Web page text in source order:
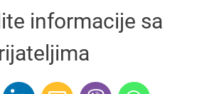
informacije sa